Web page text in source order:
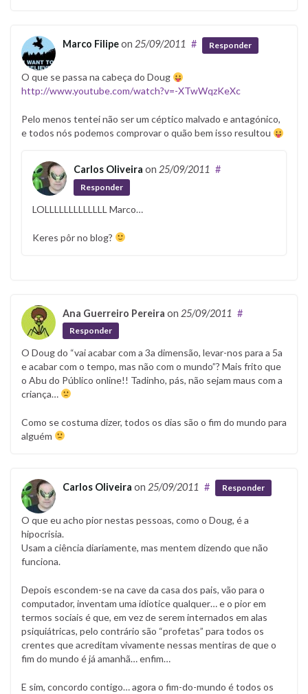
Marco Filipeon 25/09/2011 # Responder
O que se passa na cabeça do Doug
http://www.youtube.com/watch?v=-XTwWqzKeXc
Pelo menos tentei não ser um céptico malvado e antagónico,
e todos nós podemos comprovar o quão bem isso resultou
Carlos Oliveira on 25/09/2011 #
Responder
LOLLLLLLLLLLLLL Marco…
Keres pôr no blog?
Ana Guerreiro Pereira on 25/09/2011 #
Responder
O Doug do “vai acabar com a 3a dimensão, levar-nos para a 5a
e acabar com o tempo, mas não com o mundo”? Mais frito que
o Abu do Público online!! Tadinho, pás, não sejam maus com a
criança…
Como se costuma dizer, todos os dias são o fim do mundo para
alguém
Carlos Oliveira on 25/09/2011 # Responder
O que eu acho pior nestas pessoas, como o Doug, é a
hipocrisia.
Usam a ciência diariamente, mas mentem dizendo que não
funciona.
Depois escondem-se na cave da casa dos pais, vão para o
computador, inventam uma idiotice qualquer… e o pior em
termos sociais é que, em vez de serem internados em alas
psiquiátricas, pelo contrário são “profetas” para todos os
crentes que acreditam vivamente nessas mentiras de que o
fim do mundo é já amanhã… enfim…
E sim, concordo contigo… agora o fim-do-mundo é todos os